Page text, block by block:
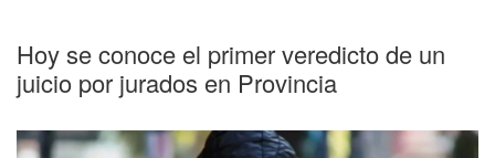
Hoy se conoce el primer veredicto de un
juicio por jurados en Provincia